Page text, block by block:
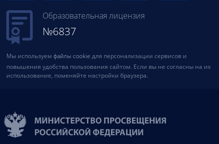
Образовательная лицензия
№6837
Мы используем файлы cookie для персонализации сервисов и
повышения удобства пользования сайтом. Если вы не согласны на их
использование, поменяйте настройки браузера.